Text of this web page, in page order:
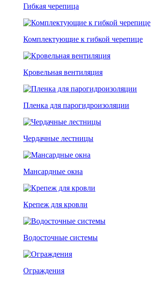
Гибкая черепица
Комплектующие к гибкой черепице
Кровельная вентиляция
Пленка для парогидроизоляции
Чердачные лестницы
Мансардные окна
Крепеж для кровли
Водосточные системы
Ограждения